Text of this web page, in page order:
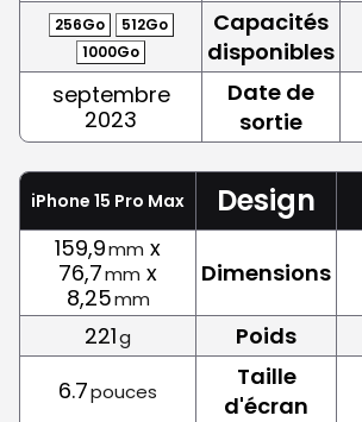
256Go
512Go
1000Go
Capacités
disponibles
septembre
2023
Date de
sortie
iPhone 15 Pro Max Design
159,9mm x
76,7mm x
8,25mm
Dimensions
221g Poids
6.7pouces
Taille
d'écran